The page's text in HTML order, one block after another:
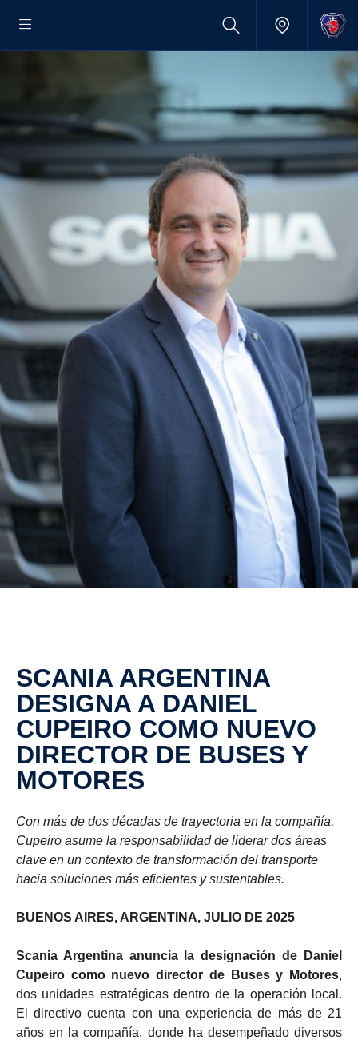
SCANIA ARGENTINA
DESIGNA A DANIEL
CUPEIRO COMO NUEVO
DIRECTOR DE BUSES Y
MOTORES
Con más de dos décadas de trayectoria en la compañía,
Cupeiro asume la responsabilidad de liderar dos áreas
clave en un contexto de transformación del transporte
hacia soluciones más eficientes y sustentables.
BUENOS AIRES, ARGENTINA, JULIO DE 2025
Scania Argentina anuncia la designación de Daniel
Cupeiro como nuevo director de Buses y Motores,
dos unidades estratégicas dentro de la operación local.
El directivo cuenta con una experiencia de más de 21
años en la compañía, donde ha desempeñado diversos